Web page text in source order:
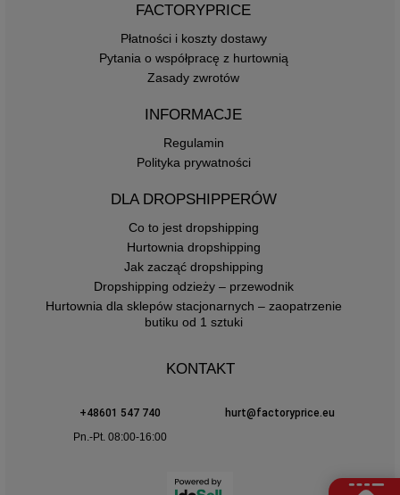
FACTORYPRICE
Płatności i koszty dostawy
Pytania o współpracę z hurtownią
Zasady zwrotów
INFORMACJE
Regulamin
Polityka prywatności
DLA DROPSHIPPERÓW
Co to jest dropshipping
Hurtownia dropshipping
Jak zacząć dropshipping
Dropshipping odzieży – przewodnik
Hurtownia dla sklepów stacjonarnych – zaopatrzenie
butiku od 1 sztuki
KONTAKT
+48601 547 740
hurt@factoryprice.eu
Pn.-Pt. 08:00-16:00